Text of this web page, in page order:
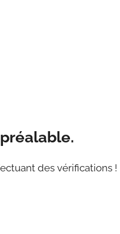
des vérifications !